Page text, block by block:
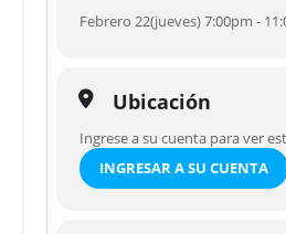
Febrero 22(jueves) 7:00pm -
Ubicación
Ingrese a su cuenta para ver
INGRESAR A SU CUENTA